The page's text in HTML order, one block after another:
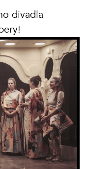
divadla